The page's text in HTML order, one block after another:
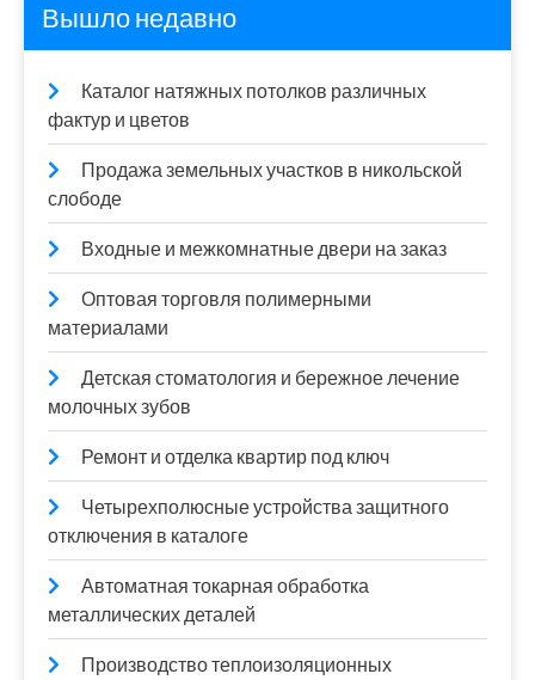
Вышло недавно
Каталог натяжных потолков различных
фактур и цветов
Продажа земельных участков в никольской
слободе
Входные и межкомнатные двери на заказ
Оптовая торговля полимерными
материалами
Детская стоматология и бережное лечение
молочных зубов
Ремонт и отделка квартир под ключ
Четырехполюсные устройства защитного
отключения в каталоге
Автоматная токарная обработка
металлических деталей
Производство теплоизоляционных